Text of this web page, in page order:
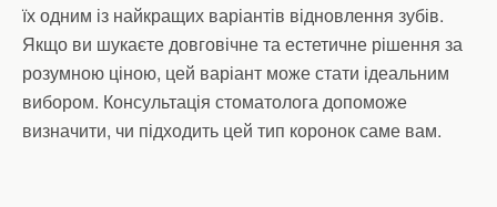
їх одним із найкращих варіантів відновлення зубів.
Якщо ви шукаєте довговічне та естетичне рішення за
розумною ціною, цей варіант може стати ідеальним
вибором. Консультація стоматолога допоможе
визначити, чи підходить цей тип коронок саме вам.